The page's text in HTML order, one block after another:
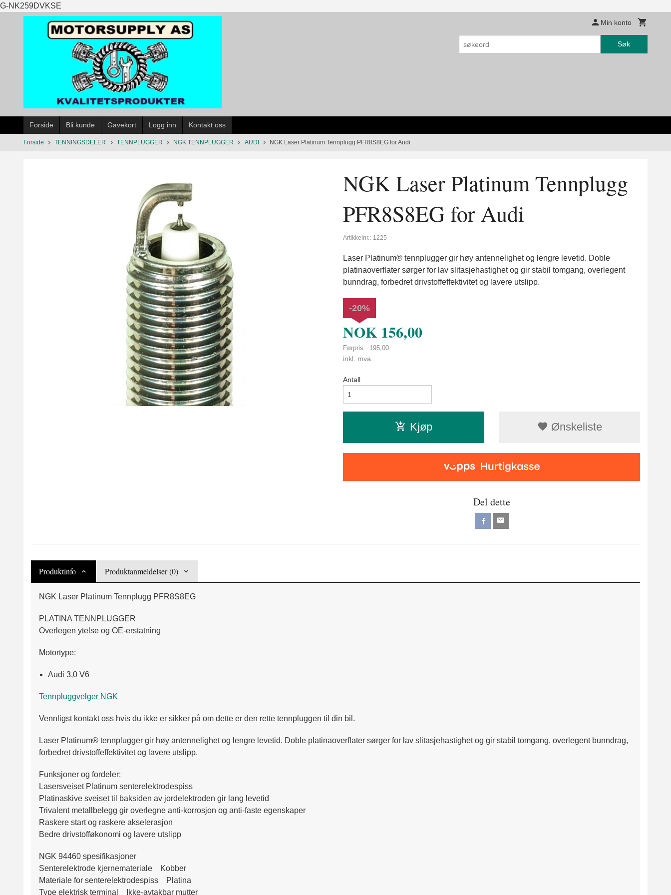
G-NK259DVKSE
til
innholdet
Min konto
Søk
Forside Bli kunde Gavekort Logg inn Kontakt oss
Forside TENNINGSDELER TENNPLUGGER NGK TENNPLUGGER AUDI NGK Laser Platinum Tennplugg PFR8S8EG for Audi
NGK Laser Platinum Tennplugg
PFR8S8EG for Audi
Artikkelnr.: 1225
Laser Platinum® tennplugger gir høy antennelighet og lengre levetid. Doble
platinaoverflater sørger for lav slitasjehastighet og gir stabil tomgang, overlegent
bunndrag, forbedret drivstoffeffektivitet og lavere utslipp.
NOK 156,00
Førpris: 195,00
Rabatt
-20%
inkl. mva.
Antall
Kjøp Ønskeliste
Del dette
Produktinfo Produktanmeldelser (0)
NGK Laser Platinum Tennplugg PFR8S8EG
PLATINA TENNPLUGGER
Overlegen ytelse og OE-erstatning
Motortype:
Audi 3,0 V6
Tennpluggvelger NGK
Vennligst kontakt oss hvis du ikke er sikker på om dette er den rette tennpluggen til din bil.
Laser Platinum® tennplugger gir høy antennelighet og lengre levetid. Doble platinaoverflater sørger for lav slitasjehastighet og gir stabil tomgang, overlegent bunndrag,
forbedret drivstoffeffektivitet og lavere utslipp.
Funksjoner og fordeler:
Lasersveiset Platinum senterelektrodespiss
Platinaskive sveiset til baksiden av jordelektroden gir lang levetid
Trivalent metallbelegg gir overlegne anti-korrosjon og anti-faste egenskaper
Raskere start og raskere akselerasjon
Bedre drivstofføkonomi og lavere utslipp
NGK 94460 spesifikasjoner
Senterelektrode kjernemateriale Kobber
Materiale for senterelektrodespiss Platina
Type elektrisk terminal Ikke-avtakbar mutter